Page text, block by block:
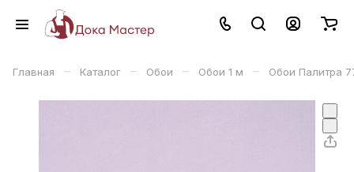
Главная – Каталог – Обои – Обои 1 м – Обои Палитра